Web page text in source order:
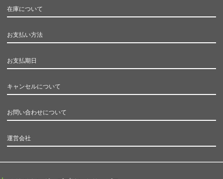
在庫について
お支払い方法
お支払期日
キャンセルについて
お問い合わせについて
運営会社